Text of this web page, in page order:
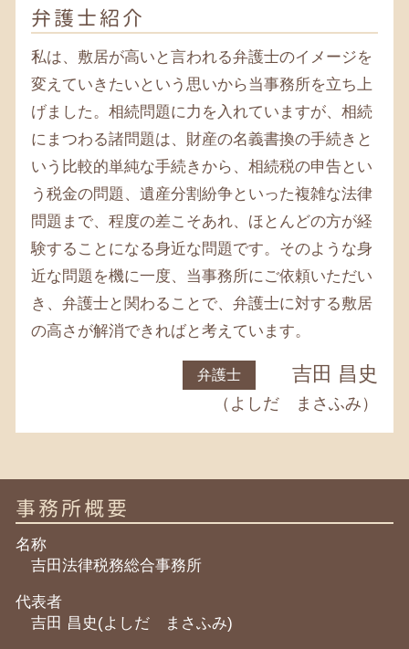
相続税 鎌倉 税理士
遺言書 大和 弁護士
相続税 藤沢市 弁護士
弁護士紹介
私は、敷居が高いと言われる弁護士のイメージを
変えていきたいという思いから当事務所を立ち上
げました。相続問題に力を入れていますが、相続
にまつわる諸問題は、財産の名義書換の手続きと
いう比較的単純な手続きから、相続税の申告とい
う税金の問題、遺産分割紛争といった複雑な法律
問題まで、程度の差こそあれ、ほとんどの方が経
験することになる身近な問題です。そのような身
近な問題を機に一度、当事務所にご依頼いただい
き、弁護士と関わることで、弁護士に対する敷居
の高さが解消できればと考えています。
弁護士 吉田 昌史
（よしだ まさふみ）
事務所概要
名称
吉田法律税務総合事務所
代表者
吉田 昌史(よしだ まさふみ)